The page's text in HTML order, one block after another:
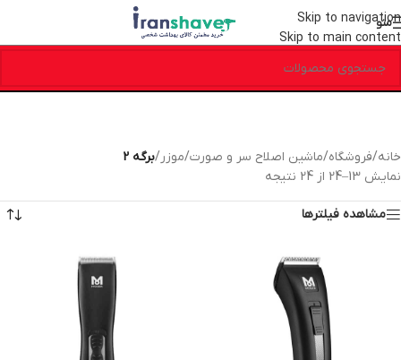
Skip to navigation
Skip to main content
منو
خانه/فروشگاه/ماشین اصلاح سر و صورت/موزر/برگه 2
نمایش 13–24 از 24 نتیجه
مشاهده فیلترها